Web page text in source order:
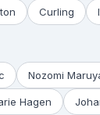
Curling
Nozomi
Hagen